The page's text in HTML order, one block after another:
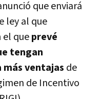
que enviará
ley al que
el queprevé
tengan
más ventajas de
de Incentivo